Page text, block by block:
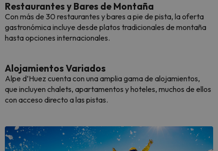
Restaurantes y Bares de Montaña
Con más de 30 restaurantes y bares a pie de pista, la oferta
gastronómica incluye desde platos tradicionales de montaña
hasta opciones internacionales.
Alojamientos Variados
Alpe d’Huez cuenta con una amplia gama de alojamientos,
que incluyen chalets, apartamentos y hoteles, muchos de ellos
con acceso directo a las pistas.